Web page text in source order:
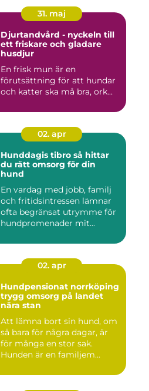
31. maj
Djurtandvård - nyckeln till
ett friskare och gladare
husdjur
En frisk mun är en
förutsättning för att hundar
och katter ska må bra, ork...
02. apr
Hunddagis tibro så hittar
du rätt omsorg för din
hund
En vardag med jobb, familj
och fritidsintressen lämnar
ofta begränsat utrymme för
hundpromenader mit...
02. apr
Hundpensionat norrköping
trygg omsorg på landet
nära stan
Att lämna bort sin hund, om
så bara för några dagar, är
för många en stor sak.
Hunden är en familjem...